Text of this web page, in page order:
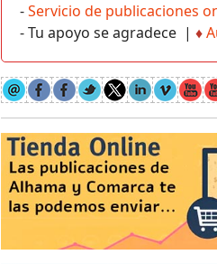
-Servicio de publicaciones
- Tu apoyo se agradece | ♦